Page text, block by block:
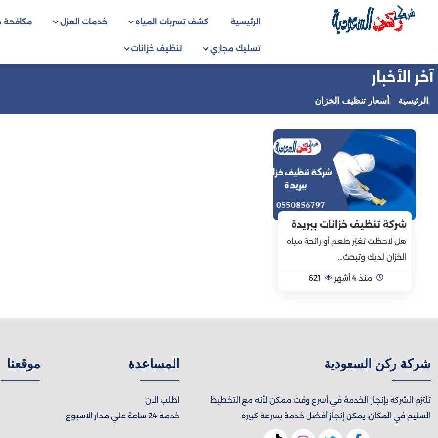
الرئيسية كشف تسربات المياه خدمات العزل مكافحة
تسليك مجاري تنظيف خزانات
آخر الأخبار
الرئيسية أسعار تنظيف الخزان
شركة تنظيف خزانات ببريدة
هل لاحظت تغيّر طعم أو رائحة مياه
الخزان لديك وتبحث…
منذ 4 أشهر 621
شركة ركن السعودية
تلتزم الشركة بإنجاز الخدمة في أسرع وقت ممكن لأنه مع التخطيط
السليم في المكان، يمكن إنجاز أفضل خدمة بسرعة كبيرة.
المساعدة
اطلب الان
خدمة 24 ساعة علي مدار الاسبوع
موقعنا